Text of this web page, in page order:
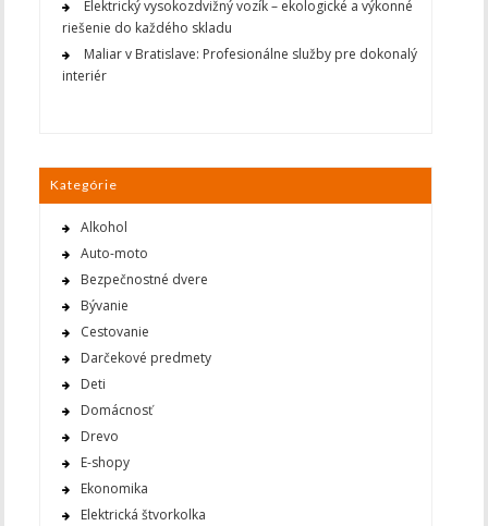
Elektrický vysokozdvižný vozík – ekologické a výkonné
riešenie do každého skladu
Maliar v Bratislave: Profesionálne služby pre dokonalý
interiér
Kategórie
Alkohol
Auto-moto
Bezpečnostné dvere
Bývanie
Cestovanie
Darčekové predmety
Deti
Domácnosť
Drevo
E-shopy
Ekonomika
Elektrická štvorkolka